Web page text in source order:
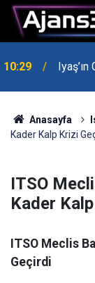
10:29 Iyaş’ın
00:52
Anasayfa
Kader Kalp Krizi
ITSO
Kader
ITSO Meclis
Geçirdi